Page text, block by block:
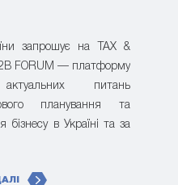
запрошує на TAX &
FORUM — платформу
питань
планування та
бізнесу в Україні та за